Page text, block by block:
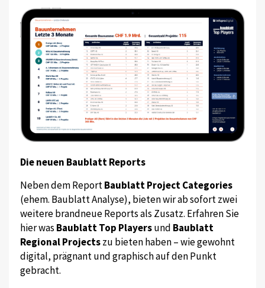
Die neuen Baublatt Reports
Neben dem ReportBaublatt Project Categories
(ehem. Baublatt Analyse), bieten wir ab sofort zwei
weitere brandneue Reports als Zusatz. Erfahren Sie
hier was Baublatt Top Playersund Baublatt
Regional Projectszu bieten haben – wie gewohnt
digital, prägnant und graphisch auf den Punkt
gebracht.